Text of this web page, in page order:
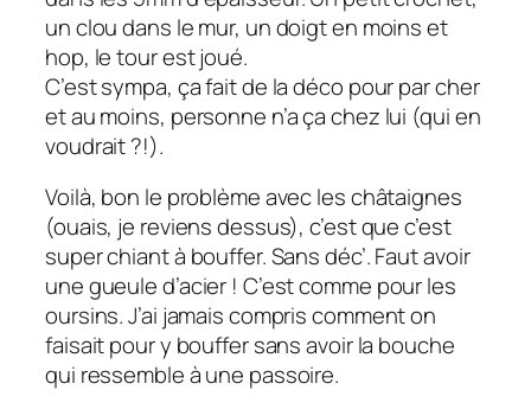
un clou dans le mur, un doigt en moins et
hop, le tour est joué.
C’est sympa, ça fait de la déco pour par cher
et au moins, personne n’a ça chez lui (qui en
voudrait ?!).
Voilà, bon le problème avec les châtaignes
(ouais, je reviens dessus), c’est que c’est
super chiant à bouffer. Sans déc’. Faut avoir
une gueule d’acier ! C’est comme pour les
oursins. J’ai jamais compris comment on
faisait pour y bouffer sans avoir la bouche
qui ressemble à une passoire.